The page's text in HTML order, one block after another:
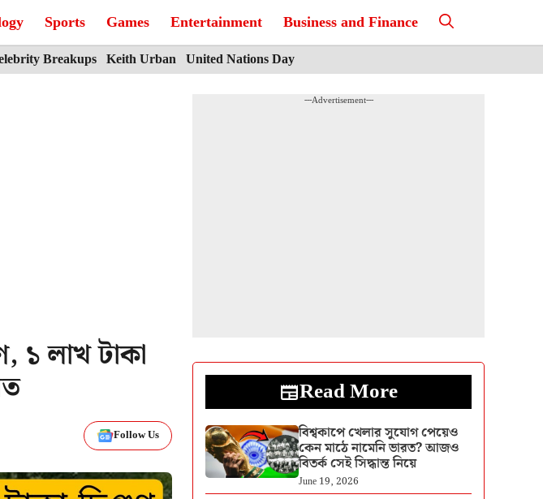
Sports Games Entertainment Business and Finance
Breakups Keith Urban United Nations Day
১ লাখ টাকা
Follow Us
---Advertisement---
Read More
বিশ্বকাপে খেলার সুযোগ পেয়েও
কেন মাঠে নামেনি ভারত? আজও
বিতর্ক সেই সিদ্ধান্ত নিয়ে
June 19, 2026